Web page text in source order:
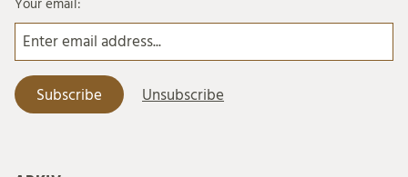
Your email: